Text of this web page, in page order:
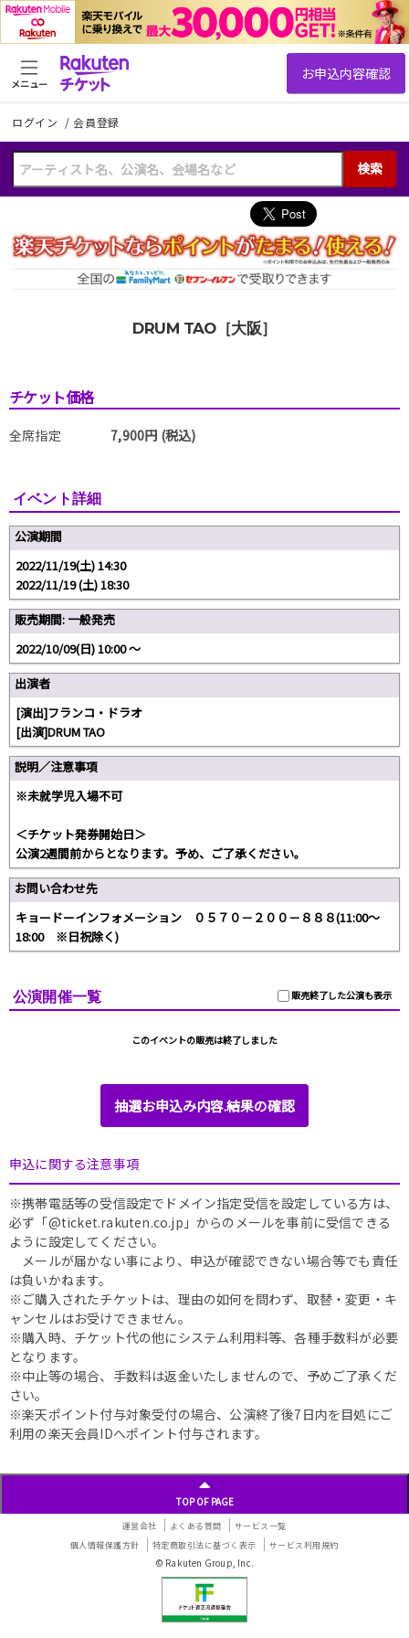
ログイン /会員登録
検索
メニュー
DRUM TAO［大阪］
チケット価格
全席指定 7,900円 (税込)
イベント詳細
公演期間
2022/11/19(土) 14:30
2022/11/19 (土) 18:30
販売期間: 一般発売
2022/10/09(日) 10:00 〜
出演者
[演出]フランコ・ドラオ
[出演]DRUM TAO
説明／注意事項
※未就学児入場不可
＜チケット発券開始日＞
公演2週間前からとなります。予め、ご了承ください。
お問い合わせ先
キョードーインフォメーション ０５７０－２００－８８８(11:00～
18:00 ※日祝除く)
販売終了した公演も表示
公演開催一覧
このイベントの販売は終了しました
抽選お申込み内容.結果の確認
申込に関する注意事項
※携帯電話等の受信設定でドメイン指定受信を設定している方は、
必ず「@ticket.rakuten.co.jp」からのメールを事前に受信できる
ように設定してください。
メールが届かない事により、申込が確認できない場合等でも責任
は負いかねます。
※ご購入されたチケットは、理由の如何を問わず、取替・変更・キ
ャンセルはお受けできません。
※購入時、チケット代の他にシステム利用料等、各種手数料が必要
となります。
※中止等の場合、手数料は返金いたしませんので、予めご了承くだ
さい。
※楽天ポイント付与対象受付の場合、公演終了後7日内を目処にご
利用の楽天会員IDへポイント付与されます。
TOP OF PAGE
運営会社 よくある質問
サービス一覧
個人情報保護方針
特定商取引法に基づく表示 サービス利用規約
© Rakuten Group, Inc.